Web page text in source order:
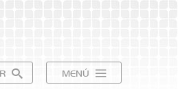
MENÚ